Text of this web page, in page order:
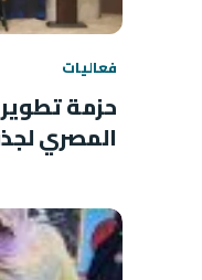
فعاليات
حزمة
المصري